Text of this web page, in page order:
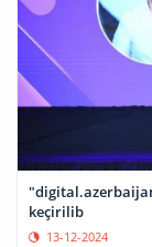
keçirilib
13-12-2024